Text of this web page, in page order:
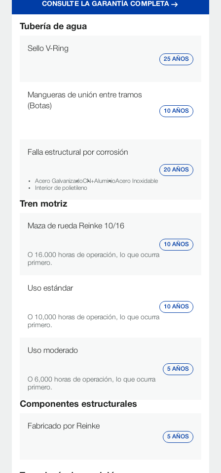
CONSULTE LA GARANTÍA COMPLETA
Tubería de agua
Sello V-Ring
25 AÑOS
Mangueras de unión entre tramos
(Botas)
10 AÑOS
Falla estructural por corrosión
Acero GalvanizadoCN+AluminioAcero Inoxidable
Interior de polietileno
20 AÑOS
Tren motriz
Maza de rueda Reinke 10/16
O 16.000 horas de operación, lo que ocurra
primero.
10 AÑOS
Uso estándar
O 10,000 horas de operación, lo que ocurra
primero.
10 AÑOS
Uso moderado
O 6,000 horas de operación, lo que ocurra
primero.
5 AÑOS
Componentes estructurales
Fabricado por Reinke
5 AÑOS